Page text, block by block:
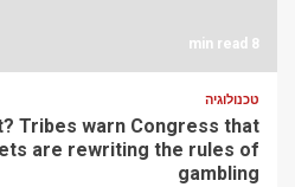
8 min read
טכנולוגיה
Tribes warn Congress that
are rewriting the rules of
gambling